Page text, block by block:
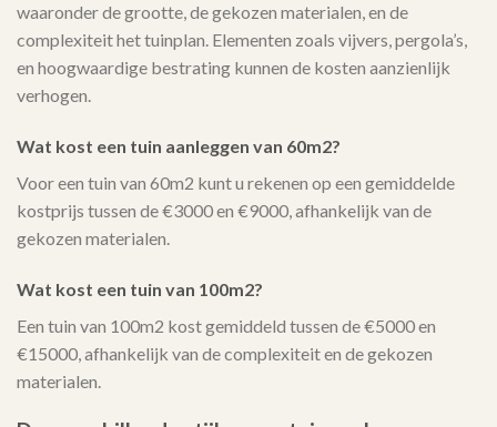
waaronder de grootte, de gekozen materialen, en de
complexiteit het tuinplan. Elementen zoals vijvers, pergola’s,
en hoogwaardige bestrating kunnen de kosten aanzienlijk
verhogen.
Wat kost een tuin aanleggen van 60m2?
Voor een tuin van 60m2 kunt u rekenen op een gemiddelde
kostprijs tussen de €3000 en €9000, afhankelijk van de
gekozen materialen.
Wat kost een tuin van 100m2?
Een tuin van 100m2 kost gemiddeld tussen de €5000 en
€15000, afhankelijk van de complexiteit en de gekozen
materialen.